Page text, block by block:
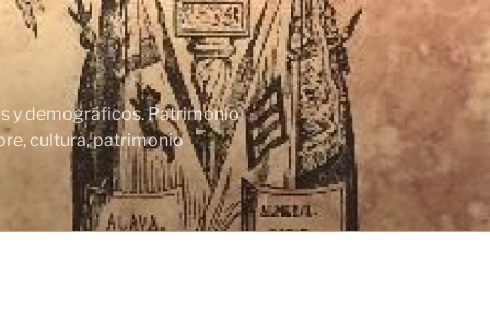
y demográficos. Patrimonio
cultura, patrimonio